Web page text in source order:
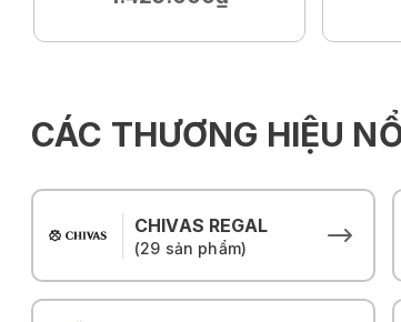
CÁC THƯƠNG HIỆU
CHIVAS REGAL
(29 sản phẩm)